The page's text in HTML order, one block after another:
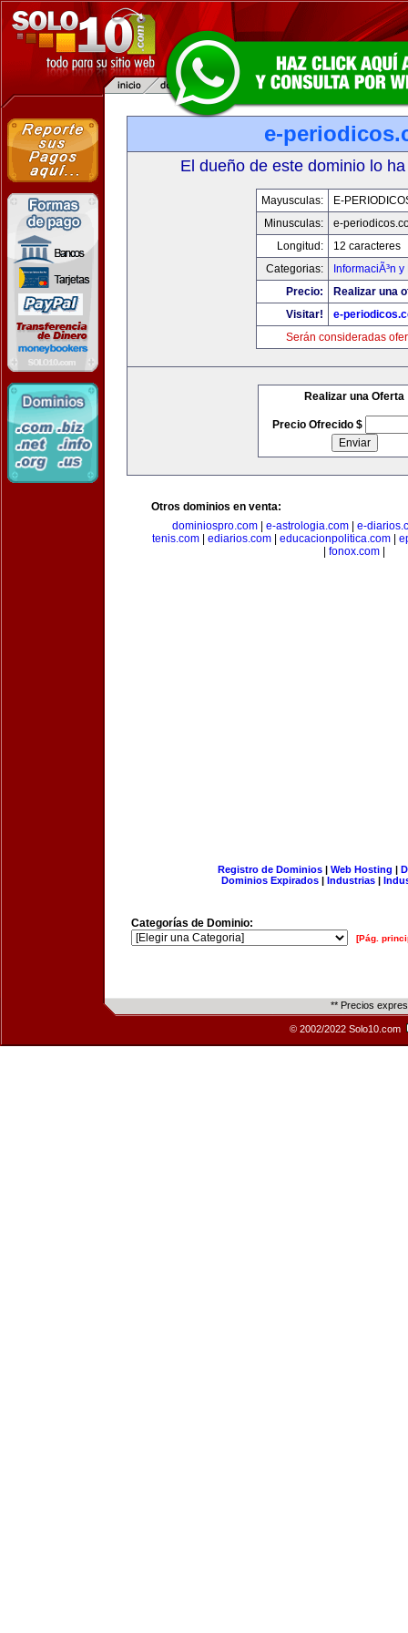
e-
El dueño de este dominio lo
Mayusculas:
E-
Minusculas:
e-
Longitud:
12 caracteres
Categorias:
InformaciÃ³n
Precio:
Realizar una
Visitar!
e-
Serán consideradas
Realizar una Oferta
Precio Ofrecido $
Otros dominios en venta:
dominiospro.com
e-astrologia.com
e-
tenis.com
ediarios.com educacionpolitica.com
fonox.com
Registro de Dominios| Web Hosting |
Dominios Expirados | Industrias |
Categorías de Dominio:
[Pág.
** Precios
© 2002/2022 Solo10.com